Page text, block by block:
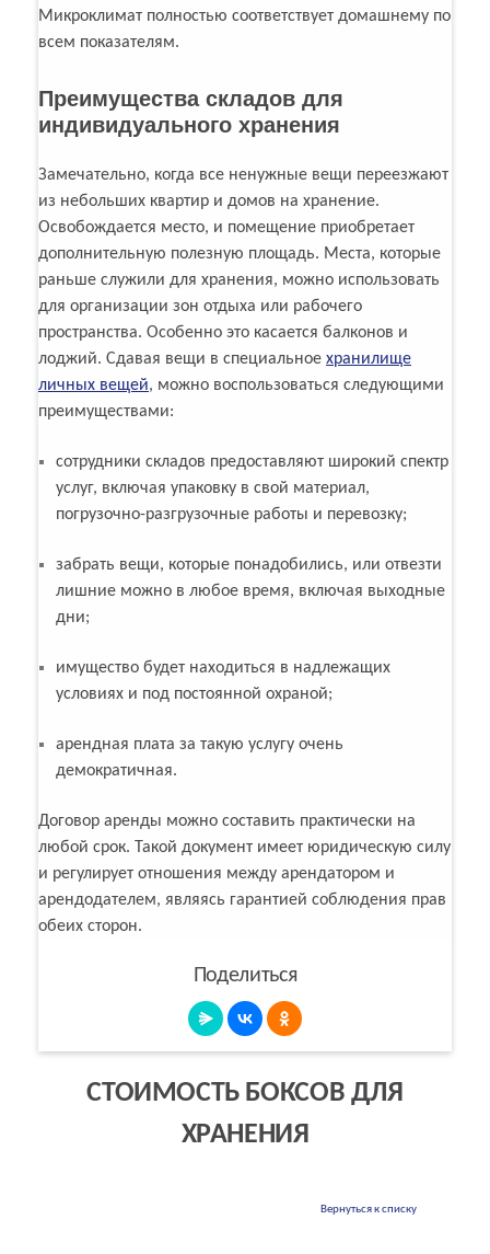
Микроклимат полностью соответствует домашнему по
всем показателям.
Преимущества складов для
индивидуального хранения
Замечательно, когда все ненужные вещи переезжают
из небольших квартир и домов на хранение.
Освобождается место, и помещение приобретает
дополнительную полезную площадь. Места, которые
раньше служили для хранения, можно использовать
для организации зон отдыха или рабочего
пространства. Особенно это касается балконов и
лоджий. Сдавая вещи в специальное хранилище
личных вещей, можно воспользоваться следующими
преимуществами:
сотрудники складов предоставляют широкий спектр
услуг, включая упаковку в свой материал,
погрузочно-разгрузочные работы и перевозку;
забрать вещи, которые понадобились, или отвезти
лишние можно в любое время, включая выходные
дни;
имущество будет находиться в надлежащих
условиях и под постоянной охраной;
арендная плата за такую услугу очень
демократичная.
Договор аренды можно составить практически на
любой срок. Такой документ имеет юридическую силу
и регулирует отношения между арендатором и
арендодателем, являясь гарантией соблюдения прав
обеих сторон.
Поделиться
СТОИМОСТЬ БОКСОВ ДЛЯ
ХРАНЕНИЯ
Вернуться к списку